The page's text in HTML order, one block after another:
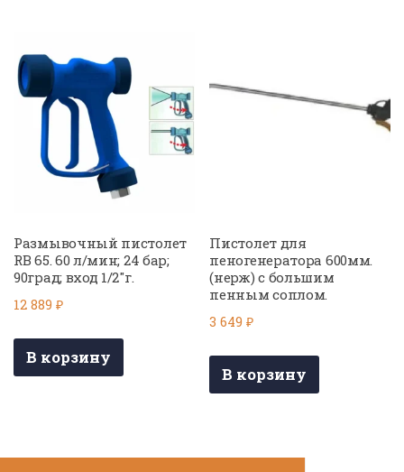
Размывочный пистолет
RB 65. 60 л/мин; 24 бар;
90град; вход 1/2″г.
12 889 ₽
В корзину
Пистолет для
пеногенератора 600мм.
(нерж) с большим
пенным соплом.
3 649₽
В корзину